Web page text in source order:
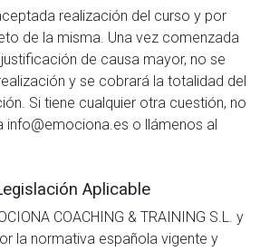
realización del curso y por
de la misma. Una vez comenzada
de causa mayor, no se
y se cobrará la totalidad del
Si tiene cualquier otra cuestión, no
info@emociona.es o llámenos al
Aplicable
COACHING & TRAINING S.L. y
la normativa española vigente y